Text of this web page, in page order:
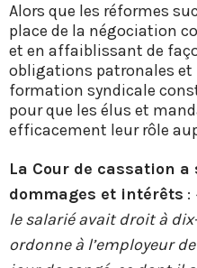
Alors que les réformes
place de la négociation
et en affaiblissant de
obligations patronales et
formation syndicale
pour que les élus et
efficacement leur rôle
La Cour de cassation
dommages et intérêts :
le salarié avait droit à
ordonne à l’employeur